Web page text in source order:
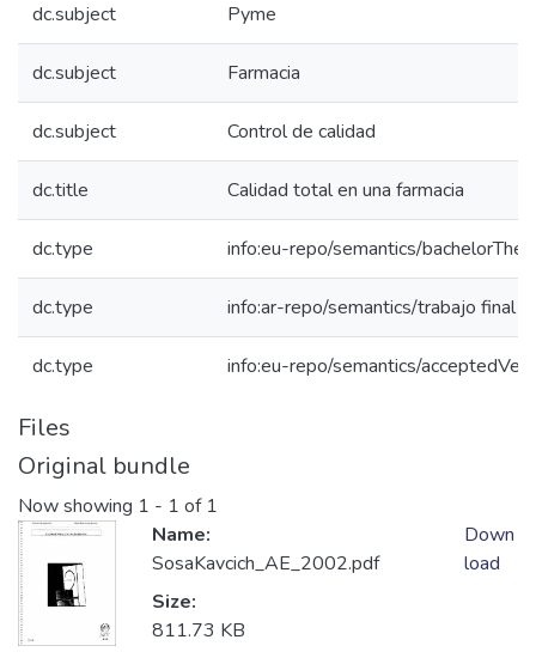
dc.subject Pyme
dc.subject Farmacia
dc.subject Control de calidad
dc.title Calidad total en una farmacia
dc.type info:eu-repo/semantics/
dc.type info:ar-repo/semantics/trabajo final
dc.type info:eu-repo/semantics/
Files
Original bundle
Now showing 1 - 1 of 1
Name:
SosaKavcich_AE_2002.pdf
Size:
811.73 KB
Down
load